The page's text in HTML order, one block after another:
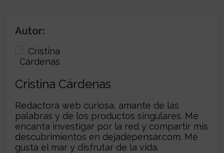
Autor:
Cristina Cárdenas
Redactora web curiosa, amante de las
palabras y de los productos singulares. Me
encanta investigar por la red y compartir mis
descubrimientos en dejadepensar.com. Me
gusta el mar y disfrutar de la vida.